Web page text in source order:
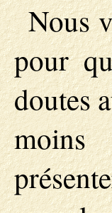
Nous
pour
doutes